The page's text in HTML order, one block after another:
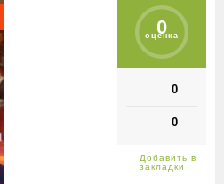
0
оценка
0
0